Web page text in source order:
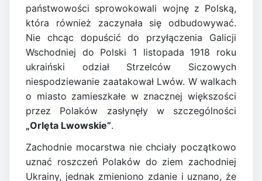
państwowości sprowokowali wojnę z Polską,
która również zaczynała się odbudowywać.
Nie chcąc dopuścić do przyłączenia Galicji
Wschodniej do Polski 1 listopada 1918 roku
ukraiński odział Strzelców Siczowych
niespodziewanie zaatakował Lwów. W walkach
o miasto zamieszkałe w znacznej większości
przez Polaków zasłynęły w szczególności
„Orlęta Lwowskie”.
Zachodnie mocarstwa nie chciały początkowo
uznać roszczeń Polaków do ziem zachodniej
Ukrainy, jednak zmieniono zdanie i uznano, że